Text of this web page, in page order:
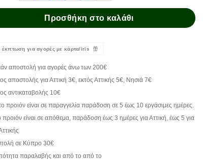
Προσθήκη στο καλάθι
έκπτωση για αγορές με κάρτα/iris
αποστολή για αγορές άνω των 200€
αποστολής για Αττική 3€, εκτός Αττικής 5€, Νησιά 7€
αντικαταβολής 10€
προιόν είναι σε παραγγελία παράδοση σε 5 έως 10 εργάσιμες ημέρες.
προιόν είναι σε απόθεμα, παράδοση έως 3 ημέρες για Αττική, έως 5 για
σε Κύπρο 30€
παραλαβής και από το από το